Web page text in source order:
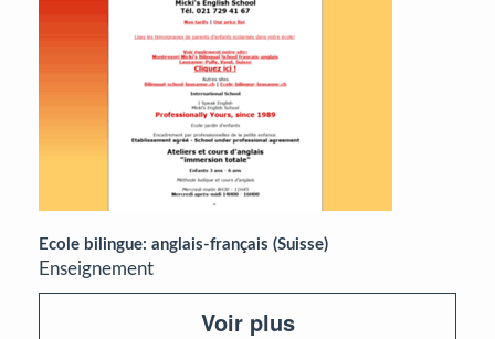
Ecole bilingue: anglais-français (Suisse)
Enseignement
Voir plus